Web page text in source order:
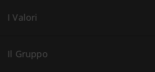
I Valori
Il Gruppo